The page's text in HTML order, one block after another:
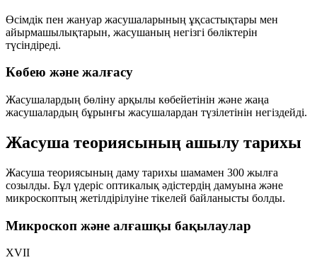
Өсімдік пен жануар жасушаларының ұқсастықтары мен
айырмашылықтарын, жасушаның негізгі бөліктерін
түсіндіреді.
Көбею және жалғасу
Жасушалардың бөліну арқылы көбейетінін және жаңа
жасушалардың бұрынғы жасушалардан түзілетінін негіздейді.
Жасуша теориясының ашылу тарихы
Жасуша теориясының даму тарихы шамамен 300 жылға
созылды. Бұл үдеріс оптикалық әдістердің дамуына және
микроскоптың жетілдірілуіне тікелей байланысты болды.
Микроскоп және алғашқы бақылаулар
XVII